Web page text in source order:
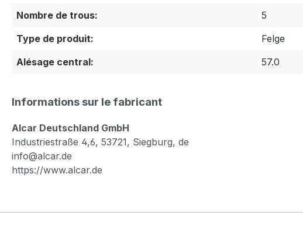
Nombre de trous:
5
Type de produit:
Felge
Alésage central:
57.0
Informations sur le fabricant
Alcar Deutschland GmbH
Industriestraße 4,6, 53721, Siegburg, de
info@alcar.de
https://www.alcar.de